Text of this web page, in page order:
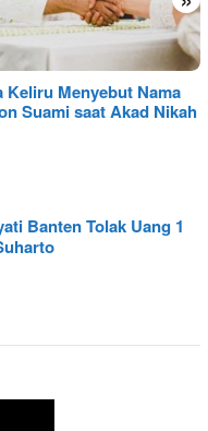
Keliru Menyebut Nama
Suami saat Akad Nikah
Banten Tolak Uang 1